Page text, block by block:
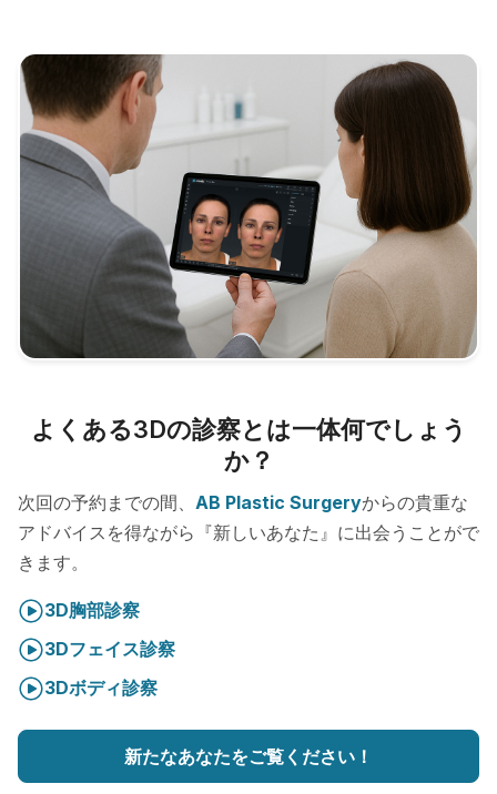
よくある3Dの診察とは一体何でしょう
か？
次回の予約までの間、 AB Plastic Surgeryからの貴重な
アドバイスを得ながら『新しいあなた』に出会うことがで
きます。
3D胸部診察
3Dフェイス診察
3Dボディ診察
新たなあなたをご覧ください！